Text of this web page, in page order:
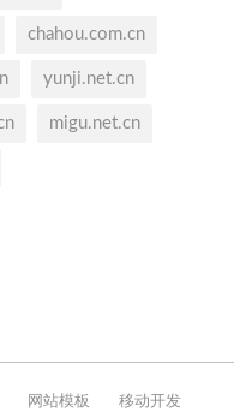
chahou.com.cn
yunji.net.cn
migu.net.cn
网站模板 移动开发